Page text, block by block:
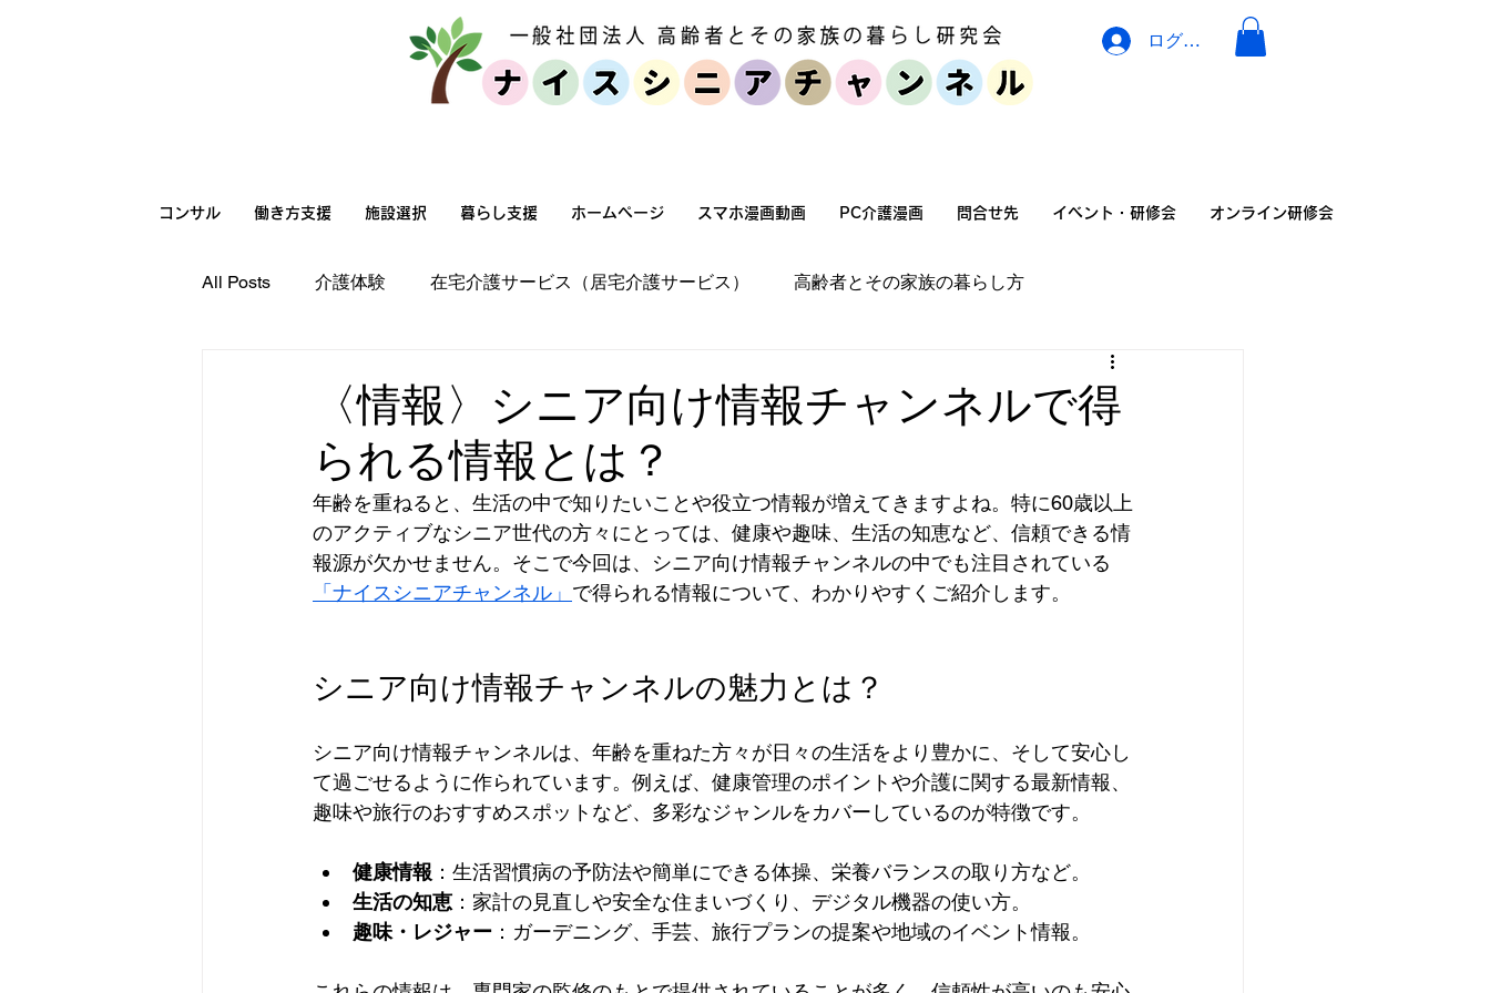
ログイン
コンサル 働き方支援 施設選択 暮らし支援 ホームページ スマホ漫画動画 PC介護漫画 問合せ先 イベント・研修会 オンライン研修会
All Posts 介護体験 在宅介護サービス（居宅介護サービス） 高齢者とその家族の暮らし方
高齢者とその家族の暮らし方
職場環境 超高齢化社会状況
在宅介護サービス（居宅介護サービス） 職場環境 超高齢化社会 施設介護サービス シニアライフ
〈情報〉シニア向け情報チャンネルで得
られる情報とは？
年齢を重ねると、生活の中で知りたいことや役立つ情報が増えてきますよね。特に60歳以上
のアクティブなシニア世代の方々にとっては、健康や趣味、生活の知恵など、信頼できる情
報源が欠かせません。そこで今回は、シニア向け情報チャンネルの中でも注目されている
「ナイスシニアチャンネル」 で得られる情報について、わかりやすくご紹介します。
シニア向け情報チャンネルの魅力とは？
シニア向け情報チャンネルは、年齢を重ねた方々が日々の生活をより豊かに、そして安心し
て過ごせるように作られています。例えば、健康管理のポイントや介護に関する最新情報、
趣味や旅行のおすすめスポットなど、多彩なジャンルをカバーしているのが特徴です。
健康情報 ：生活習慣病の予防法や簡単にできる体操、栄養バランスの取り方など。
生活の知恵 ：家計の見直しや安全な住まいづくり、デジタル機器の使い方。
趣味・レジャー ：ガーデニング、手芸、旅行プランの提案や地域のイベント情報。